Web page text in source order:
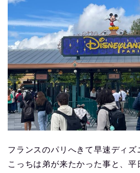
フランスのパリへきて早速ディ
こっちは弟が来たかった事と、平